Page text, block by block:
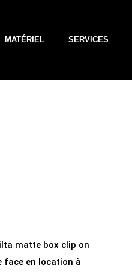
MATÉRIEL SERVICES